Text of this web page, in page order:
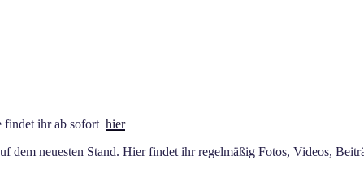
findet ihr ab sofort hier
dem neuesten Stand. Hier findet ihr regelmäßig Fotos, Videos,